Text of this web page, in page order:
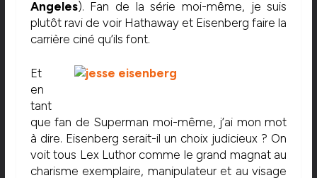
Angeles). Fan de la série moi-même, je suis
plutôt ravi de voir Hathaway et Eisenberg faire la
carrière ciné qu’ils font.
Et
en
tant
que fan de Superman moi-même, j’ai mon mot
à dire. Eisenberg serait-il un choix judicieux ? On
voit tous Lex Luthor comme le grand magnat au
charisme exemplaire, manipulateur et au visage